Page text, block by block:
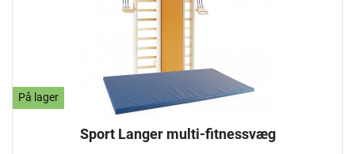
På lager
Sport Langer multi-fitnessvæg